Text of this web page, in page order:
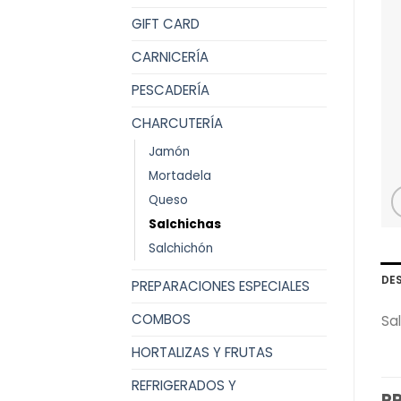
GIFT CARD
CARNICERÍA
PESCADERÍA
CHARCUTERÍA
Jamón
Mortadela
Queso
Salchichas
Salchichón
PREPARACIONES ESPECIALES
COMBOS
HORTALIZAS Y FRUTAS
REFRIGERADOS Y